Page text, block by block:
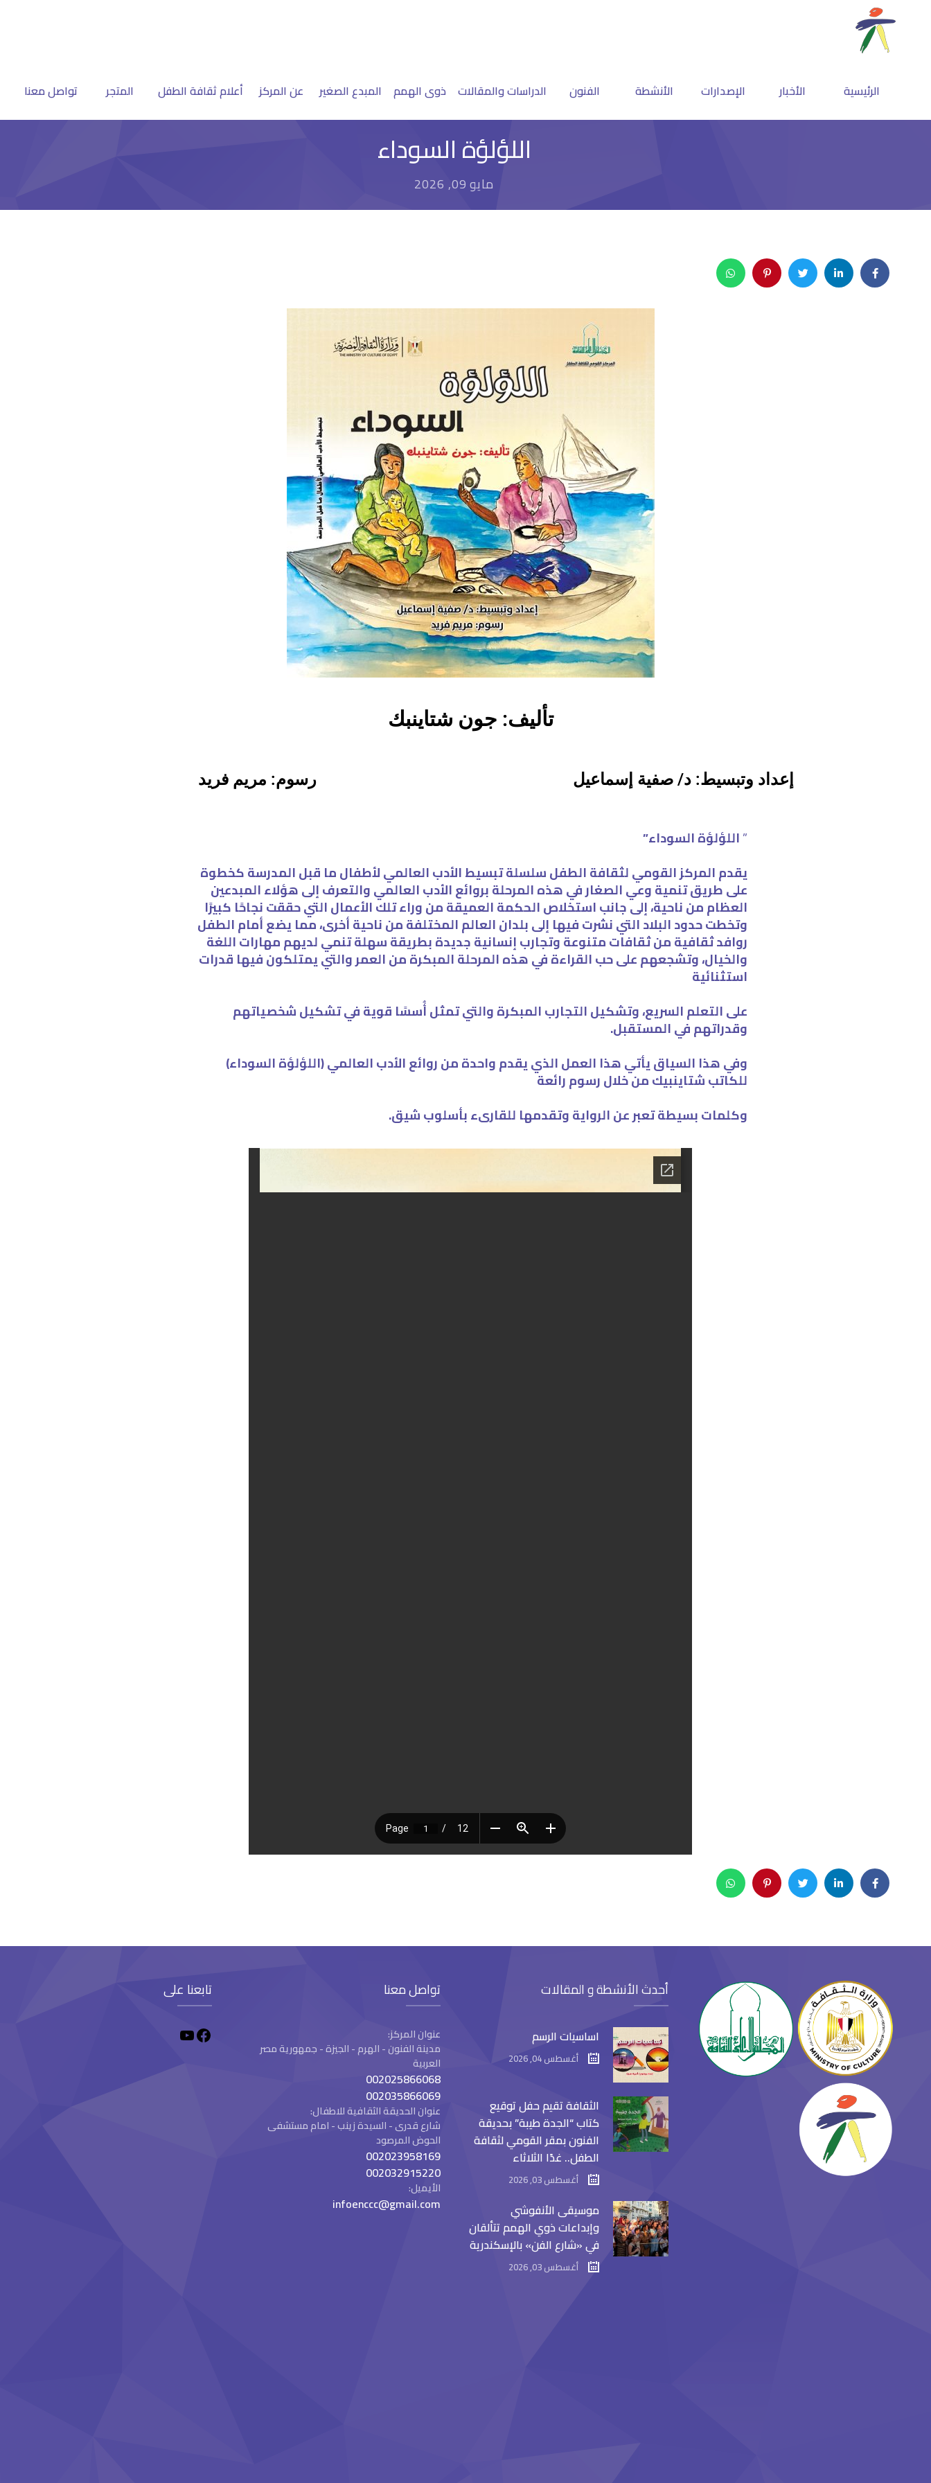
الرئيسية الأخبار الإصدارات الأنشطة الفنون الدراسات والمقالات ذوى الهمم المبدع الصغير عن المركز أعلام ثقافة الطفل المتجر تواصل معنا
اللؤلؤة السوداء
مايو 09, 2026
تأليف: جون شتاينبك
إعداد وتبسيط: د/ صفية إسماعيل رسوم: مريم فريد
”اللؤلؤة السوداء”
يقدم المركز القومي لثقافة الطفل سلسلة تبسيط الأدب العالمي لأطفال ما قبل المدرسة كخطوة
على طريق تنمية وعي الصغار في هذه المرحلة بروائع الأدب العالمي والتعرف إلى هؤلاء المبدعين
العظام من ناحية، إلى جانب استخلاص الحكمة العميقة من وراء تلك الأعمال التي حققت نجاحًا كبيرًا
وتخطت حدود البلاد التي نشرت فيها إلى بلدان العالم المختلفة من ناحية أخرى، مما يضع أمام الطفل
روافد ثقافية من ثقافات متنوعة وتجارب إنسانية جديدة بطريقة سهلة تنمي لديهم مهارات اللغة
والخيال، وتشجعهم على حب القراءة في هذه المرحلة المبكرة من العمر والتي يمتلكون فيها قدرات
استثنائية
على التعلم السريع، وتشكيل التجارب المبكرة والتي تمثل أُسسًا قوية في تشكيل شخصياتهم
وقدراتهم في المستقبل.
وفي هذا السياق يأتي هذا العمل الذي يقدم واحدة من روائع الأدب العالمي (اللؤلؤة السوداء)
للكاتب شتاينبيك من خلال رسوم رائعة
وكلمات بسيطة تعبر عن الرواية وتقدمها للقارىء بأسلوب شيق.
تابعنا على تواصل معنا
عنوان المركز:
مدينة الفنون - الهرم - الجيزة - جمهورية مصر
العربية
002025866068
002035866069
عنوان الحديقة الثقافية للاطفال:
شارع قدرى - السيدة زينب - امام مستشفى
الحوض المرصود
002023958169
002032915220
الأيميل:
infoenccc@gmail.com
أحدث الأنشطة و المقالات
اساسيات الرسم
أغسطس 04, 2026
الثقافة تقيم حفل توقيع
كتاب “الجدة طيبة” بحديقة
الفنون بمقر القومي لثقافة
الطفل.. غدًا الثلاثاء
أغسطس 03, 2026
موسيقى الأنفوشي
وإبداعات ذوي الهمم تتألقان
في «شارع الفن» بالإسكندرية
أغسطس 03, 2026